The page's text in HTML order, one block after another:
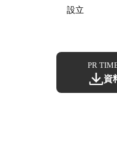
設立
PR
資